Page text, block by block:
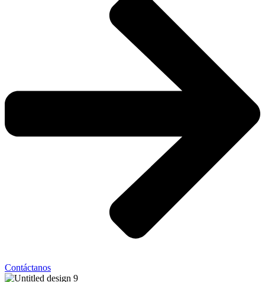
Contáctanos